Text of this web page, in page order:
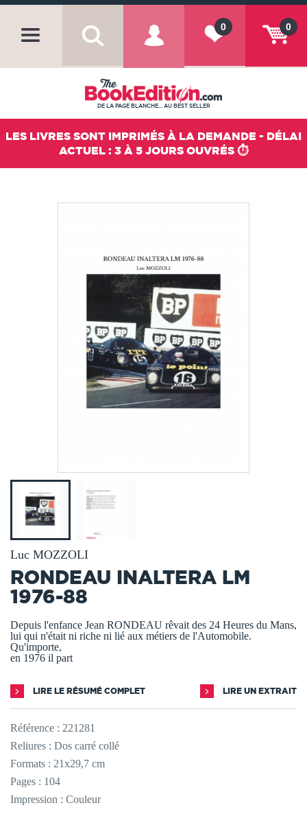
0
0
DE LA PAGE BLANCHE... AU BEST SELLER
LES LIVRES SONT IMPRIMÉS À LA DEMANDE - DÉLAI
ACTUEL : 3 À 5 JOURS OUVRÉS ⏱️
Luc MOZZOLI
RONDEAU INALTERA LM
1976-88
Depuis l'enfance Jean RONDEAU rêvait des 24 Heures du Mans,
lui qui n'était ni riche ni lié aux métiers de l'Automobile.
Qu'importe,
en 1976 il part
LIRE LE RÉSUMÉ COMPLET LIRE UN EXTRAIT
Référence : 221281
Reliures : Dos carré collé
Formats : 21x29,7 cm
Pages : 104
Impression : Couleur